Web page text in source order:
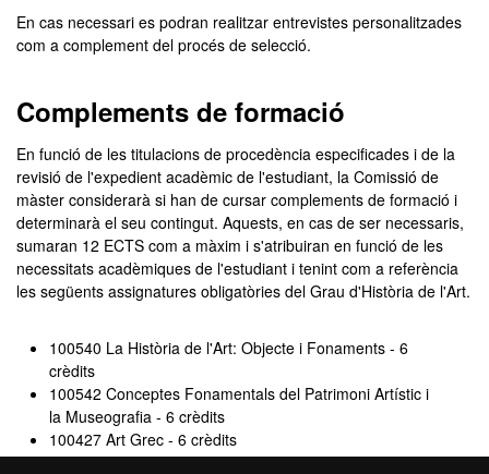
En cas necessari es podran realitzar entrevistes personalitzades
com a complement del procés de selecció.
Complements de formació
En funció de les titulacions de procedència especificades i de la
revisió de l'expedient acadèmic de l'estudiant, la Comissió de
màster considerarà si han de cursar complements de formació i
determinarà el seu contingut. Aquests, en cas de ser necessaris,
sumaran 12 ECTS com a màxim i s'atribuiran en funció de les
necessitats acadèmiques de l'estudiant i tenint com a referència
les següents assignatures obligatòries del Grau d'Història de l'Art.
100540 La Història de l'Art: Objecte i Fonaments - 6
crèdits
100542 Conceptes Fonamentals del Patrimoni Artístic i
la Museografia - 6 crèdits
100427 Art Grec - 6 crèdits
100426 Art Romà - 6 crèdits